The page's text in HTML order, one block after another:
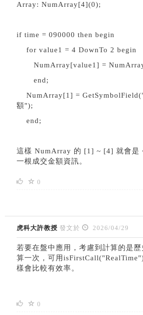
Array: NumArray[4](0);
if time = 090000 then begin
for value1 = 4 DownTo 2 begin
NumArray[value1] =
end;
NumArray[1] =
額");
end;
這樣 NumArray 的 [1] ~ [4] 就會是
一根成交金額資訊。
0
虎科大許教授 發文於 2026/04/29
若要在盤中應用，考慮到計算的是
算一次，可用
樣會比較有效率。
0